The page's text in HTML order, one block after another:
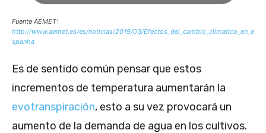
Fuente AEMET:
http://www.aemet.es/es/noticias/2019/03/Efectos_del_cambio_climatico_en_e
spanha
Es de sentido común pensar que estos
incrementos de temperatura aumentarán la
evotranspiración, esto a su vez provocará un
aumento de la demanda de agua en los cultivos.